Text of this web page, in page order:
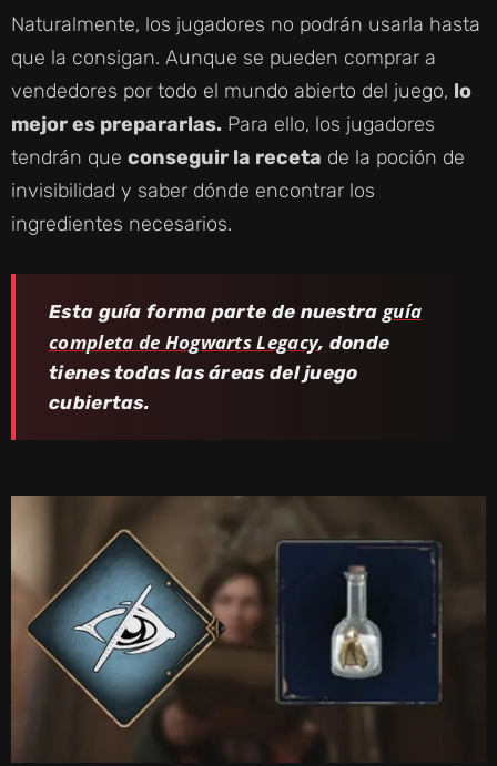
Naturalmente, los jugadores no podrán usarla hasta
que la consigan. Aunque se pueden comprar a
vendedores por todo el mundo abierto del juego, lo
mejor es prepararlas. Para ello, los jugadores
tendrán que conseguir la receta de la poción de
invisibilidad y saber dónde encontrar los
ingredientes necesarios.
Esta guía forma parte de nuestra guía
completa de Hogwarts Legacy, donde
tienes todas las áreas del juego
cubiertas.